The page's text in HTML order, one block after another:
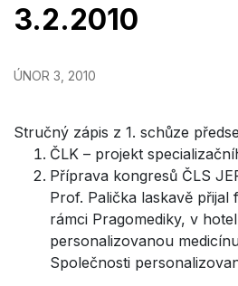
3.2.2010
ÚNOR 3, 2010
Stručný zápis z 1. schůze
ČLK – projekt
Příprava kongresů ČLS
Prof. Palička laskavě
rámci Pragomediky, v
personalizovanou
Společnosti